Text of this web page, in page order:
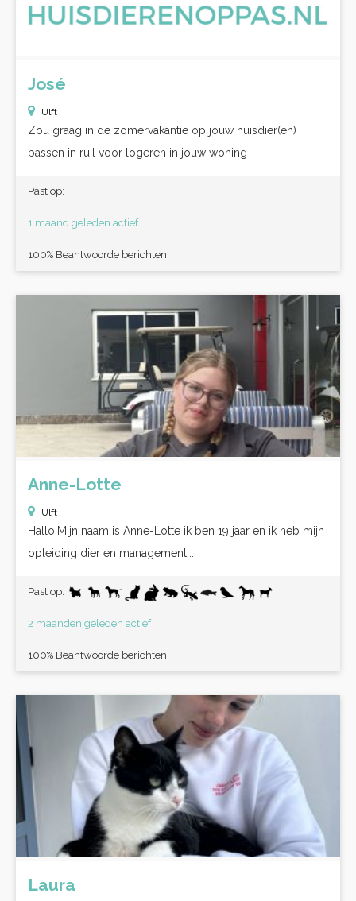
José
Ulft
Zou graag in de zomervakantie op jouw huisdier(en)
passen in ruil voor logeren in jouw woning
Past op:
1 maand geleden actief
100% Beantwoorde berichten
Anne-Lotte
Ulft
Hallo!Mijn naam is Anne-Lotte ik ben 19 jaar en ik heb mijn
opleiding dier en management...
Past op:
2 maanden geleden actief
100% Beantwoorde berichten
Laura